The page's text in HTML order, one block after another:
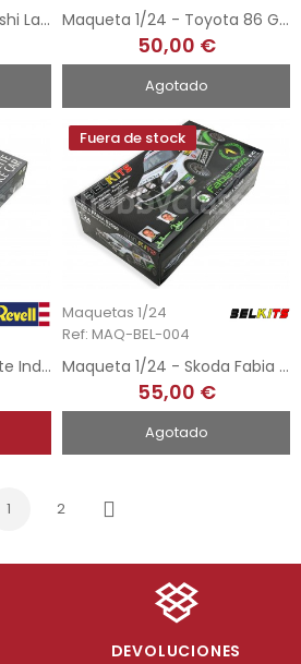
Maqueta 1/24 - Mitsubishi Lancer Evolution - Final Edition Maqueta 1/24 - Toyota 86 GT - Rocket Bunny
50,00 €
Agotado
Maqueta 1/24 - Corvette Indy Pace Car - 1978
Fuera de stock
Maquetas 1/24
Ref: MAQ-BEL-004
Maqueta 1/24 - Skoda Fabia S2000 - 2012 Barum Czech Rally
55,00 €
Agotado
1 2
Siguiente
DEVOLUCIONES